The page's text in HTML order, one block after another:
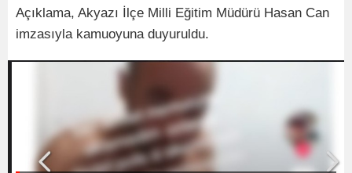
Açıklama, Akyazı İlçe Milli Eğitim Müdürü Hasan Can
imzasıyla kamuoyuna duyuruldu.